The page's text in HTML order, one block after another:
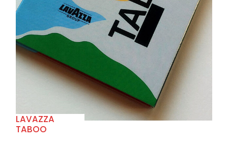
+
LAVAZZA
TABOO